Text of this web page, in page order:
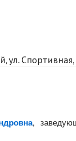
ул.
,